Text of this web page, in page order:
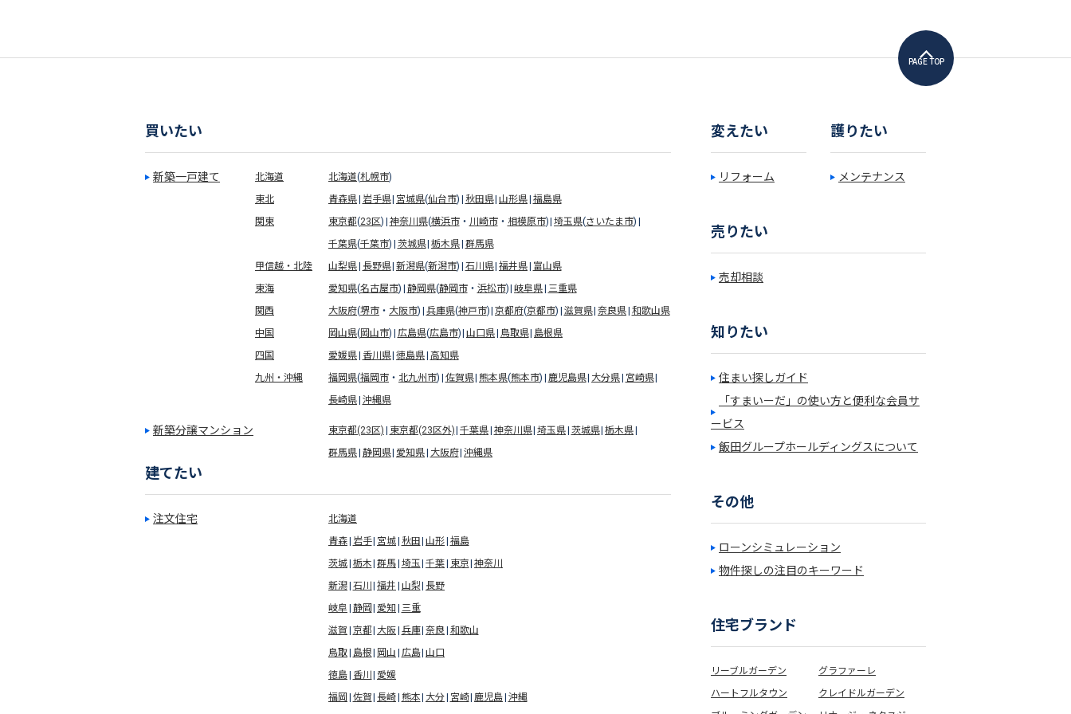
PAGE TOP
買いたい
新築一戸建て 北海道 北海道(札幌市)
東北
青森県 岩手県 宮城県(仙台市) 秋田県 山形県 福島県
関東
東京都(23区) 神奈川県(横浜市・ 川崎市・ 相模原市) 埼玉県(さいたま市)
千葉県(千葉市) 茨城県 栃木県 群馬県
甲信越・北陸
山梨県 長野県 新潟県(新潟市) 石川県 福井県 富山県
東海
愛知県(名古屋市) 静岡県(静岡市・ 浜松市) 岐阜県 三重県
関西
大阪府(堺市 ・ 大阪市) 兵庫県(神戸市) 京都府(京都市) 滋賀県 奈良県 和歌山県
中国
岡山県(岡山市) 広島県(広島市) 山口県 鳥取県 島根県
四国
愛媛県 香川県 徳島県 高知県
九州・沖縄
福岡県(福岡市 ・ 北九州市) 佐賀県 熊本県(熊本市) 鹿児島県 大分県 宮崎県
長崎県 沖縄県
新築分譲マンション 東京都(23区) 東京都(23区外) 千葉県 神奈川県 埼玉県 茨城県 栃木県
群馬県 静岡県 愛知県 大阪府 沖縄県
建てたい
注文住宅
北海道
青森 岩手 宮城 秋田 山形 福島
茨城 栃木 群馬 埼玉 千葉 東京 神奈川
新潟 石川 福井 山梨 長野
岐阜 静岡 愛知
三重
滋賀 京都 大阪 兵庫 奈良 和歌山
鳥取 島根 岡山 広島 山口
徳島 香川
愛媛
福岡
佐賀 長崎 熊本 大分 宮崎 鹿児島 沖縄
変えたい
リフォーム
護りたい
メンテナンス
売りたい
売却相談
知りたい
住まい探しガイド
「すまいーだ」の使い方と便利な会員サ
ービス
飯田グループホールディングスについて
その他
ローンシミュレーション
物件探しの注目のキーワード
住宅ブランド
リーブルガーデン
グラファーレ
ハートフルタウン
クレイドルガーデン